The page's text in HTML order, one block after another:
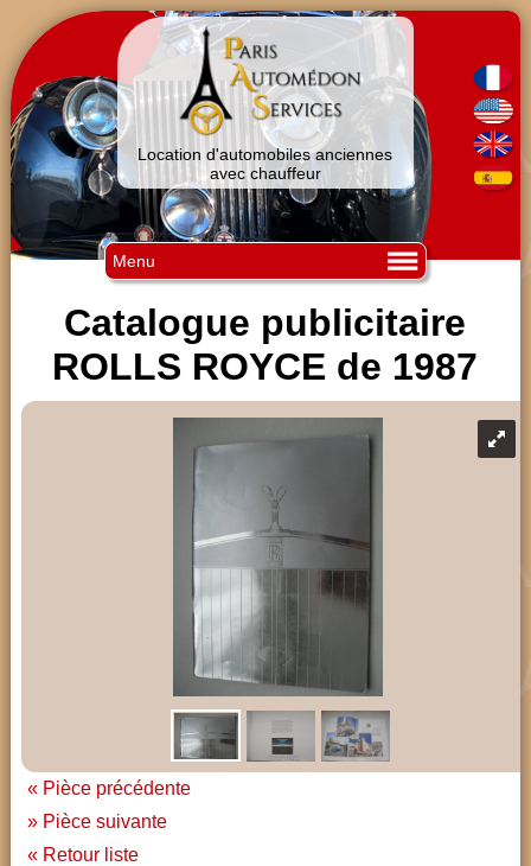
Location d'automobiles anciennes
avec chauffeur
Menu
Catalogue publicitaire
ROLLS ROYCE de 1987
« Pièce précédente
» Pièce suivante
« Retour liste